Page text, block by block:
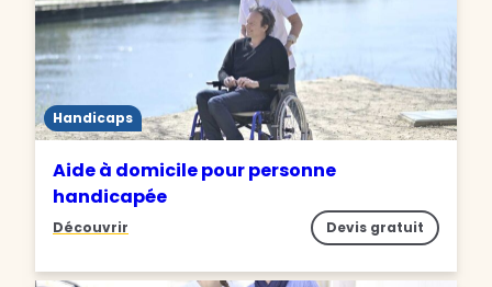
Handicaps
Aide à domicile pour personne
handicapée
Découvrir Devis gratuit